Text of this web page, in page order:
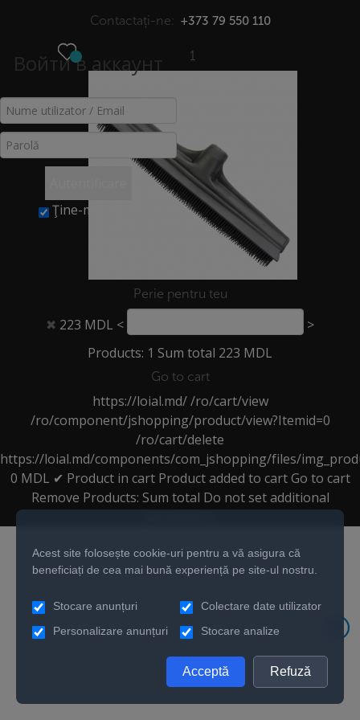
Contactați-ne: +373 79 550 110
Войти в аккаунт
Ţine-mă minte
1
Perie pentru teu
✖ 223 MDL <
>
Products: 1 Sum total 223 MDL
Go to cart
https://loial.md/ /ro/cart/view
/ro/component/jshopping/product/view?Itemid=0
/ro/cart/delete
https://loial.md/components/com_jshopping/files/
0 MDL ✔ Product in cart Product added to cart Go to cart
Remove Products: Sum total Do not set additional
Acasă >
©2026Copyright. Loial. All Rights Reserved.
Acest site folosește cookie-uri pentru a vă asigura că
beneficiați de cea mai bună experiență pe site-ul nostru.
Stocare anunțuri
Colectare date utilizator
Personalizare anunțuri
Stocare analize
Acceptă Refuză